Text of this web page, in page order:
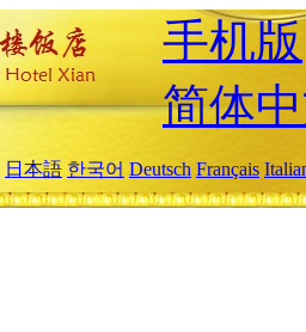
手机版
简体
日本語 한국어 Deutsch Français